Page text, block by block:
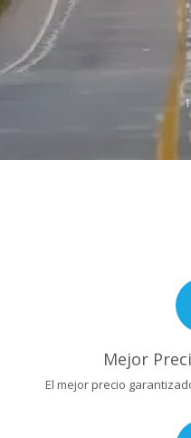
Mejor
El mejor precio